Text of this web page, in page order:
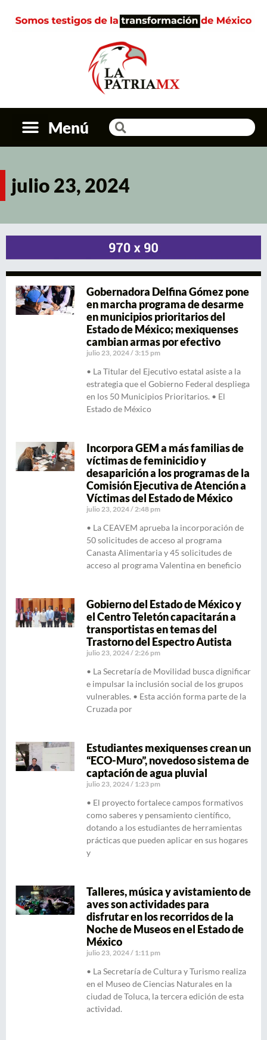
Menú
julio 23, 2024
Gobernadora Delfina Gómez pone
en marcha programa de desarme
en municipios prioritarios del
Estado de México; mexiquenses
cambian armas por efectivo
julio 23, 2024 3:15 pm
• La Titular del Ejecutivo estatal asiste a la
estrategia que el Gobierno Federal despliega
en los 50 Municipios Prioritarios. • El
Estado de México
Incorpora GEM a más familias de
víctimas de feminicidio y
desaparición a los programas de la
Comisión Ejecutiva de Atención a
Víctimas del Estado de México
julio 23, 2024 2:48 pm
• La CEAVEM aprueba la incorporación de
50 solicitudes de acceso al programa
Canasta Alimentaria y 45 solicitudes de
acceso al programa Valentina en beneficio
Gobierno del Estado de México y
el Centro Teletón capacitarán a
transportistas en temas del
Trastorno del Espectro Autista
julio 23, 2024 2:26 pm
• La Secretaría de Movilidad busca dignificar
e impulsar la inclusión social de los grupos
vulnerables. • Esta acción forma parte de la
Cruzada por
Estudiantes mexiquenses crean un
“ECO-Muro”, novedoso sistema de
captación de agua pluvial
julio 23, 2024 1:23 pm
• El proyecto fortalece campos formativos
como saberes y pensamiento científico,
dotando a los estudiantes de herramientas
prácticas que pueden aplicar en sus hogares
y
Talleres, música y avistamiento de
aves son actividades para
disfrutar en los recorridos de la
Noche de Museos en el Estado de
México
julio 23, 2024 1:11 pm
• La Secretaría de Cultura y Turismo realiza
en el Museo de Ciencias Naturales en la
ciudad de Toluca, la tercera edición de esta
actividad.